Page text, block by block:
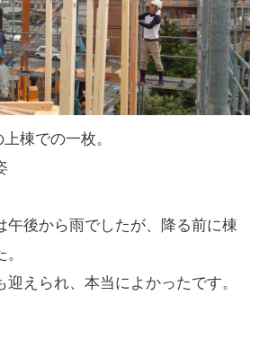
棟での一枚。
午後から雨でしたが、降る前に棟
えられ、本当によかったです。